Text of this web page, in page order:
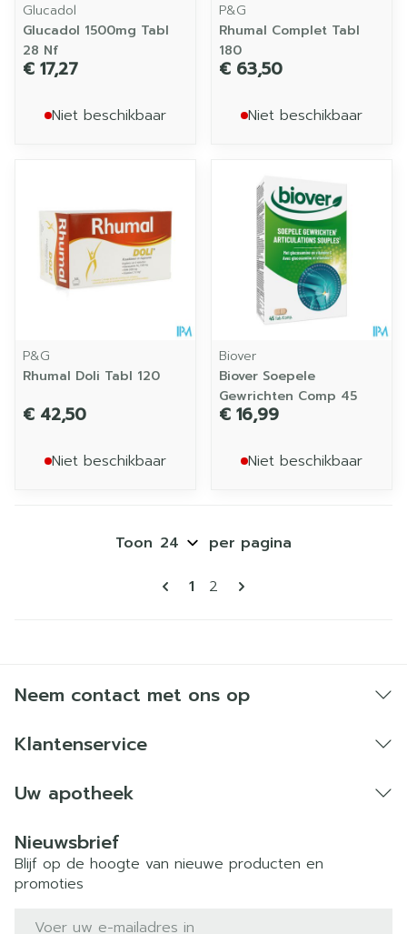
Glucadol
Glucadol 1500mg Tabl
28 Nf
€ 17,27
Niet beschikbaar
P&G
Rhumal Complet Tabl
180
€ 63,50
Niet beschikbaar
P&G
Rhumal Doli Tabl 120
€ 42,50
Niet beschikbaar
Biover
Biover Soepele
Gewrichten Comp 45
€ 16,99
Niet beschikbaar
Pagina's
U lees momenteel pagina
1 Pagina
2
Toon per pagina
Neem contact met ons op
Klantenservice
Uw apotheek
Nieuwsbrief
Blijf op de hoogte van nieuwe producten en
promoties
E-mail adres